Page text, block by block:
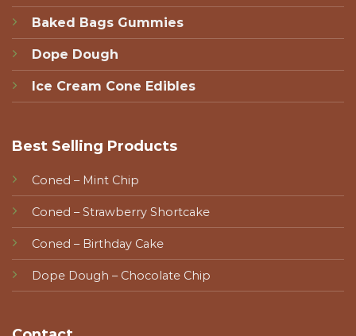
Baked Bags Gummies
Dope Dough
Ice Cream Cone Edibles
Best Selling Products
Coned – Mint Chip
Coned – Strawberry Shortcake
Coned – Birthday Cake
Dope Dough – Chocolate Chip